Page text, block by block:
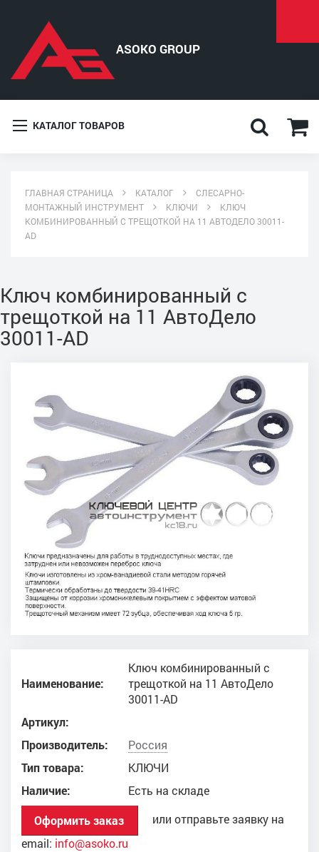
КАТАЛОГ ТОВАРОВ
ГЛАВНАЯ СТРАНИЦА КАТАЛОГ
СЛЕСАРНО-
МОНТАЖНЫЙ ИНСТРУМЕНТ
КЛЮЧИ
КЛЮЧ
КОМБИНИРОВАННЫЙ С ТРЕЩОТКОЙ НА 11 АВТОДЕЛО 30011-
AD
Ключ комбинированный с
трещоткой на 11 АвтоДело
30011-AD
Наименование:
Ключ комбинированный с
трещоткой на 11 АвтоДело
30011-AD
Артикул:
Производитель:
Россия
Тип товара:
КЛЮЧИ
Наличие:
Есть на складе
Оформить заказ
или отправьте заявку на
email: info@asoko.ru